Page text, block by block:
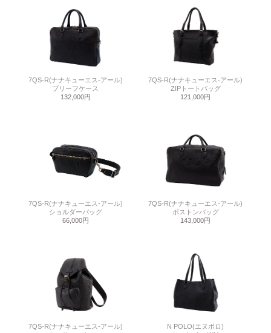
7QS-R(ナナキューエス-アール)
ブリーフケース
132,000円
7QS-R(ナナキューエス-アール)
ZIPトートバッグ
121,000円
7QS-R(ナナキューエス-アール)
ショルダーバッグ
66,000円
7QS-R(ナナキューエス-アール)
ボストンバッグ
143,000円
7QS-R(ナナキューエス-アール)
N POLO(エヌポロ)